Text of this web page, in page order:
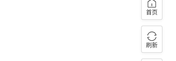
首页
刷新